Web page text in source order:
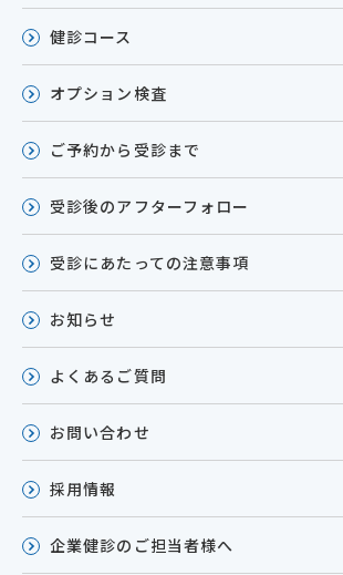
健診コース
オプション検査
ご予約から受診まで
受診後のアフターフォロー
受診にあたっての注意事項
お知らせ
よくあるご質問
お問い合わせ
採用情報
企業健診のご担当者様へ